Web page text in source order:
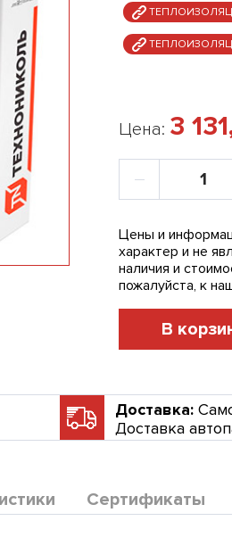
Цена: 3
Цены и
характер и не
наличия и
пожалуйста, к
В
Доставка:
Доставка
Сертификаты